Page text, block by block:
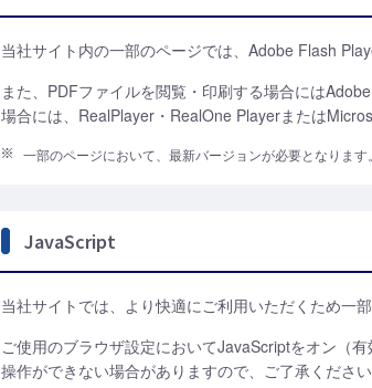
当社サイト内の一部のページでは、Adobe Flash
また、PDFファイルを閲覧・印刷する場合には
場合には、RealPlayer・RealOne Playerまたは
一部のページにおいて、最新バージョンが必要となります。
JavaScript
当社サイトでは、より快適にご利用いただくため一
ご使用のブラウザ設定においてJavaScriptをオン（
操作ができない場合がありますので、ご了承ください